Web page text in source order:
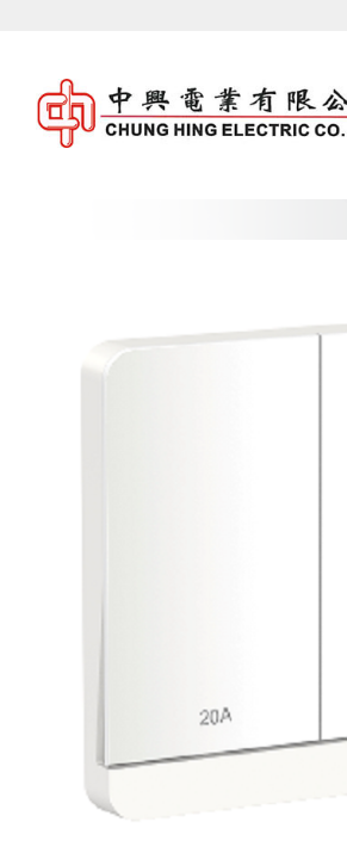
content